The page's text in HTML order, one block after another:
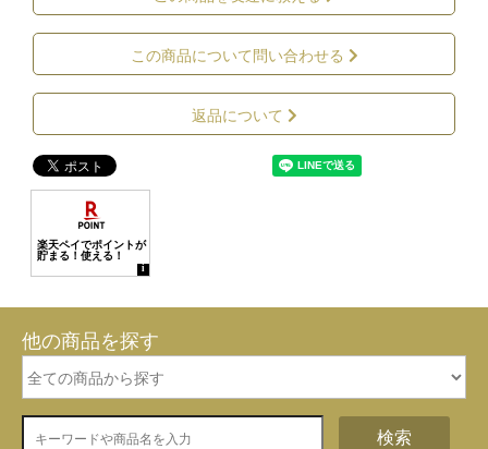
この商品について問い合わせる
返品について
他の商品を探す
検索